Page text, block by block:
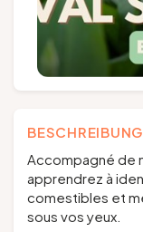
BESCHREIBUNG
Accompagné de
apprendrez à
comestibles et
sous vos yeux.